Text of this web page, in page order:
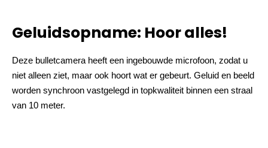
Geluidsopname: Hoor alles!
Deze bulletcamera heeft een ingebouwde microfoon, zodat u
niet alleen ziet, maar ook hoort wat er gebeurt. Geluid en beeld
worden synchroon vastgelegd in topkwaliteit binnen een straal
van 10 meter.